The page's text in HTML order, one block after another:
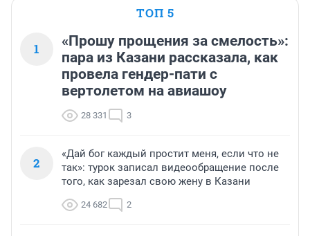
ТОП 5
1
«Прошу прощения за смелость»:
пара из Казани рассказала, как
провела гендер-пати с
вертолетом на авиашоу
28 331 3
2
«Дай бог каждый простит меня, если что не
так»: турок записал видеообращение после
того, как зарезал свою жену в Казани
24 682 2